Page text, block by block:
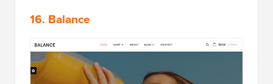
16. Balance